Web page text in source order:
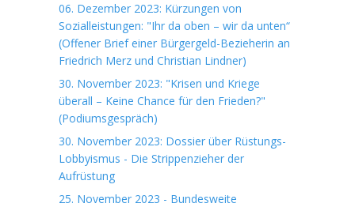
06. Dezember 2023: Kürzungen von
Sozialleistungen: "Ihr da oben – wir da unten“
(Offener Brief einer Bürgergeld-Bezieherin an
Friedrich Merz und Christian Lindner)
30. November 2023: "Krisen und Kriege
überall – Keine Chance für den Frieden?"
(Podiumsgespräch)
30. November 2023: Dossier über Rüstungs-
Lobbyismus - Die Strippenzieher der
Aufrüstung
25. November 2023 - Bundesweite